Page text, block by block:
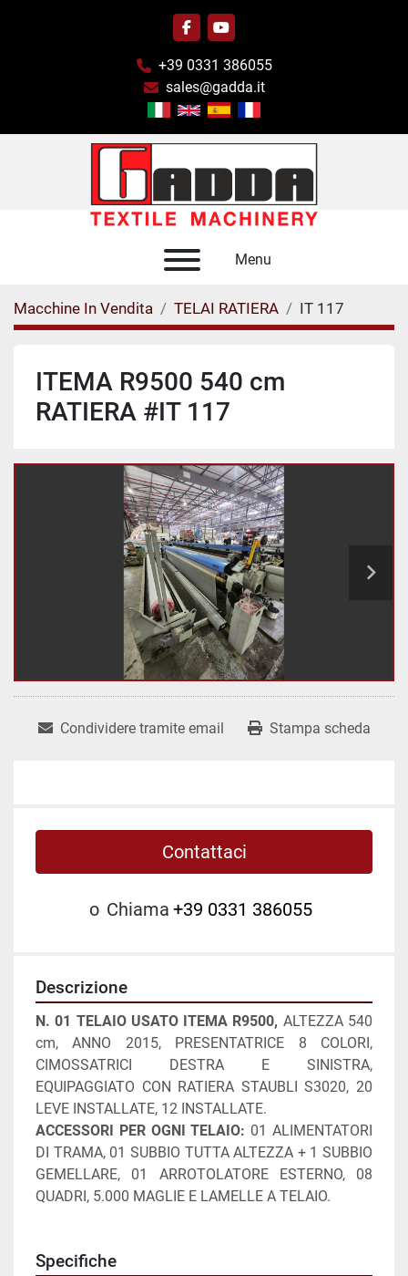
facebookyoutube
+39 0331 386055
sales@gadda.it
Menu
Macchine In Vendita TELAI RATIERA IT 117
ITEMA R9500 540 cm
RATIERA #IT 117
Condividere tramite email Stampa scheda
Contattaci
o Chiama +39 0331 386055
Descrizione
N. 01 TELAIO USATO ITEMA R9500, ALTEZZA 540
cm, ANNO 2015, PRESENTATRICE 8 COLORI,
CIMOSSATRICI DESTRA E SINISTRA,
EQUIPAGGIATO CON RATIERA STAUBLI S3020, 20
LEVE INSTALLATE, 12 INSTALLATE.
ACCESSORI PER OGNI TELAIO: 01 ALIMENTATORI
DI TRAMA, 01 SUBBIO TUTTA ALTEZZA + 1 SUBBIO
GEMELLARE, 01 ARROTOLATORE ESTERNO, 08
QUADRI, 5.000 MAGLIE E LAMELLE A TELAIO.
Specifiche